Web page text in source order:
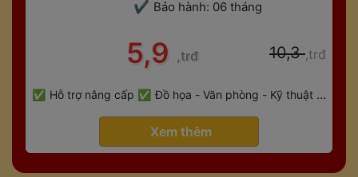
Bảo hành: 06 tháng
5,9 ,trđ 10,3 ,trđ
Hỗ trợ nâng cấp
Đồ họa - Văn phòng - Kỹ thuật -
Xem thêm